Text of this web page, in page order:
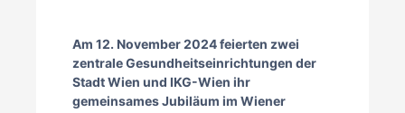
Am 12. November 2024 feierten zwei
zentrale Gesundheitseinrichtungen der
Stadt Wien und IKG-Wien ihr
gemeinsames Jubiläum im Wiener